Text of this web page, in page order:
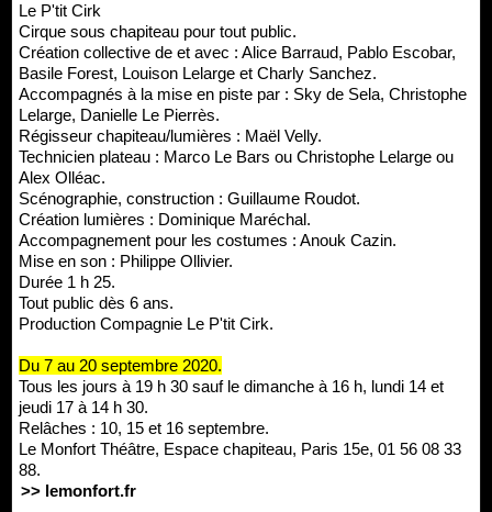
Le P'tit Cirk
Cirque sous chapiteau pour tout public.
Création collective de et avec : Alice Barraud, Pablo Escobar,
Basile Forest, Louison Lelarge et Charly Sanchez.
Accompagnés à la mise en piste par : Sky de Sela, Christophe
Lelarge, Danielle Le Pierrès.
Régisseur chapiteau/lumières : Maël Velly.
Technicien plateau : Marco Le Bars ou Christophe Lelarge ou
Alex Olléac.
Scénographie, construction : Guillaume Roudot.
Création lumières : Dominique Maréchal.
Accompagnement pour les costumes : Anouk Cazin.
Mise en son : Philippe Ollivier.
Durée 1 h 25.
Tout public dès 6 ans.
Production Compagnie Le P'tit Cirk.
Du 7 au 20 septembre 2020.
Tous les jours à 19 h 30 sauf le dimanche à 16 h, lundi 14 et
jeudi 17 à 14 h 30.
Relâches : 10, 15 et 16 septembre.
Le Monfort Théâtre, Espace chapiteau, Paris 15e, 01 56 08 33
88.
>> lemonfort.fr